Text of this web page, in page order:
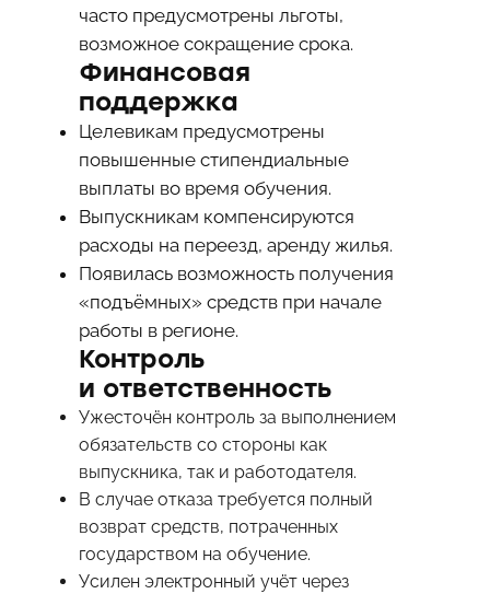
часто предусмотрены льготы,
возможное сокращение срока.
Финансовая
поддержка
Целевикам предусмотрены
повышенные стипендиальные
выплаты во время обучения.
Выпускникам компенсируются
расходы на переезд, аренду жилья.
Появилась возможность получения
«подъёмных» средств при начале
работы в регионе.
Контроль
и ответственность
Ужесточён контроль за выполнением
обязательств со стороны как
выпускника, так и работодателя.
В случае отказа требуется полный
возврат средств, потраченных
государством на обучение.
Усилен электронный учёт через